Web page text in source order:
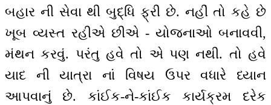
બહાર ની સેવા થી બુદ્ધિ ફ્રી છે. નહીં તો કહે છે
ખૂબ વ્યસ્ત રહીએ છીએ - યોજનાઓ બનાવવી,
મંથન કરવું. પરંતુ હવે તો એ પણ નથી. તો હવે
યાદ ની યાત્રા નાં વિષય ઉપર વધારે ધ્યાન
આપવાનું છે. કાંઈક-ને-કાંઈક કાર્યક્રમ દરેક